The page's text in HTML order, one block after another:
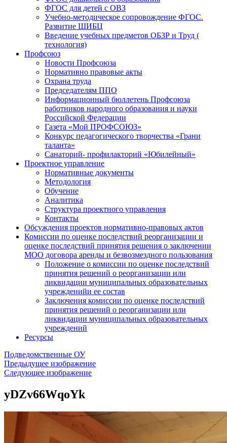
ФГОС для детей с ОВЗ
Учебно-методическое сопровождение ФГОС.
Развитие ШИБЦ
Введение учебных предметов ОБЗР и Труд (
технология)
Профсоюз
Новости Профсоюза
Нормативно правовые акты
Охрана труда
Председателям ППО
Информационный бюллетень Профсоюза
работников народного образования и науки
Российской Федерации
Газета «Мой ПРОФСОЮЗ»
Конкурс педагогического творчества «Грани
таланта»
Санаторий- профилакторий «Юбилейный»
Проектное управление
Нормативные документы
Методология
Обучение
Аналитика
Структура проектного управления
Контакты
Обсуждения проектов нормативно-правовых актов
Комиссии по оценке последствий реорганизации и
оценке последствий принятия решения о заключении
МОО договора аренды и безвозмездного пользования
Положение о комиссии по оценке последствий
принятия решений о реорганизации или
ликвидации муниципальных образовательных
учрежденийи ее состав
Заключения комиссии по оценке последствий
принятия решений о реорганизации или
ликвидации муниципальных образовательных
учреждений
Ресурсы
Подведомственные ОУ
Предыдущее изображение
Следующее изображение
yDZv66WqoYk